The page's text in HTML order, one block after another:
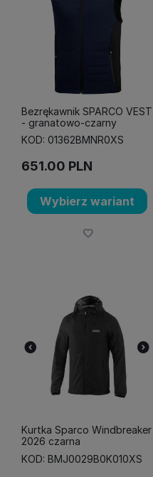
Bezrękawnik SPARCO VEST
- granatowo-czarny
KOD: 01362BMNR0XS
651.00 PLN
Wybierz wariant
Kurtka Sparco Windbreaker
2026 czarna
KOD: BMJ0029B0K010XS